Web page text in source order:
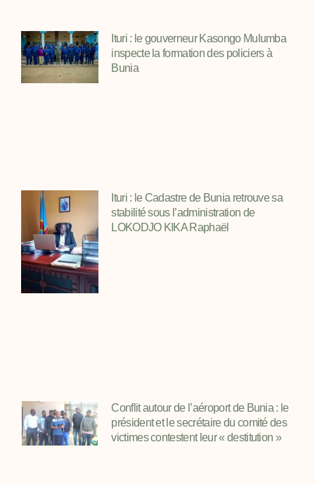
Ituri : le gouverneur Kasongo Mulumba
inspecte la formation des policiers à
Bunia
Ituri : le Cadastre de Bunia retrouve sa
stabilité sous l’administration de
LOKODJO KIKA Raphaël
Conflit autour de l’aéroport de Bunia : le
président et le secrétaire du comité des
victimes contestent leur « destitution »